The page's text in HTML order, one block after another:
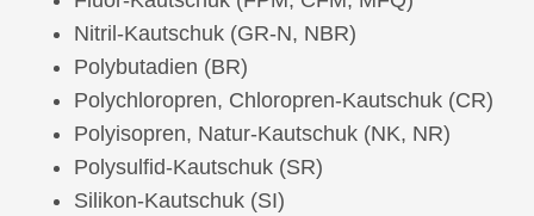
Nitril-Kautschuk (GR-N, NBR)
Polybutadien (BR)
Polychloropren, Chloropren-Kautschuk (CR)
Polyisopren, Natur-Kautschuk (NK, NR)
Polysulfid-Kautschuk (SR)
Silikon-Kautschuk (SI)